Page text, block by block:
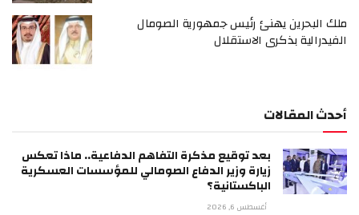
ملك البحرين يهنئ رئيس جمهورية الصومال
الفيدرالية بذكرى الاستقلال
أحدث المقالات
بعد توقيع مذكرة التفاهم الدفاعية.. ماذا تعكس
زيارة وزير الدفاع الصومالي للمؤسسات العسكرية
الباكستانية؟
أغسطس 6, 2026